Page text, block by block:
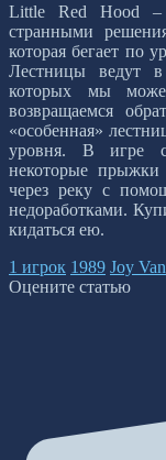
Little Red Hood –
странными
которая бегает по
Лестницы ведут
которых мы
возвращаемся
«особенная»
уровня. В игре
некоторые прыжки
через реку с
недоработками.
кидаться ею.
1 игрок 1989 Joy Van
Оцените статью